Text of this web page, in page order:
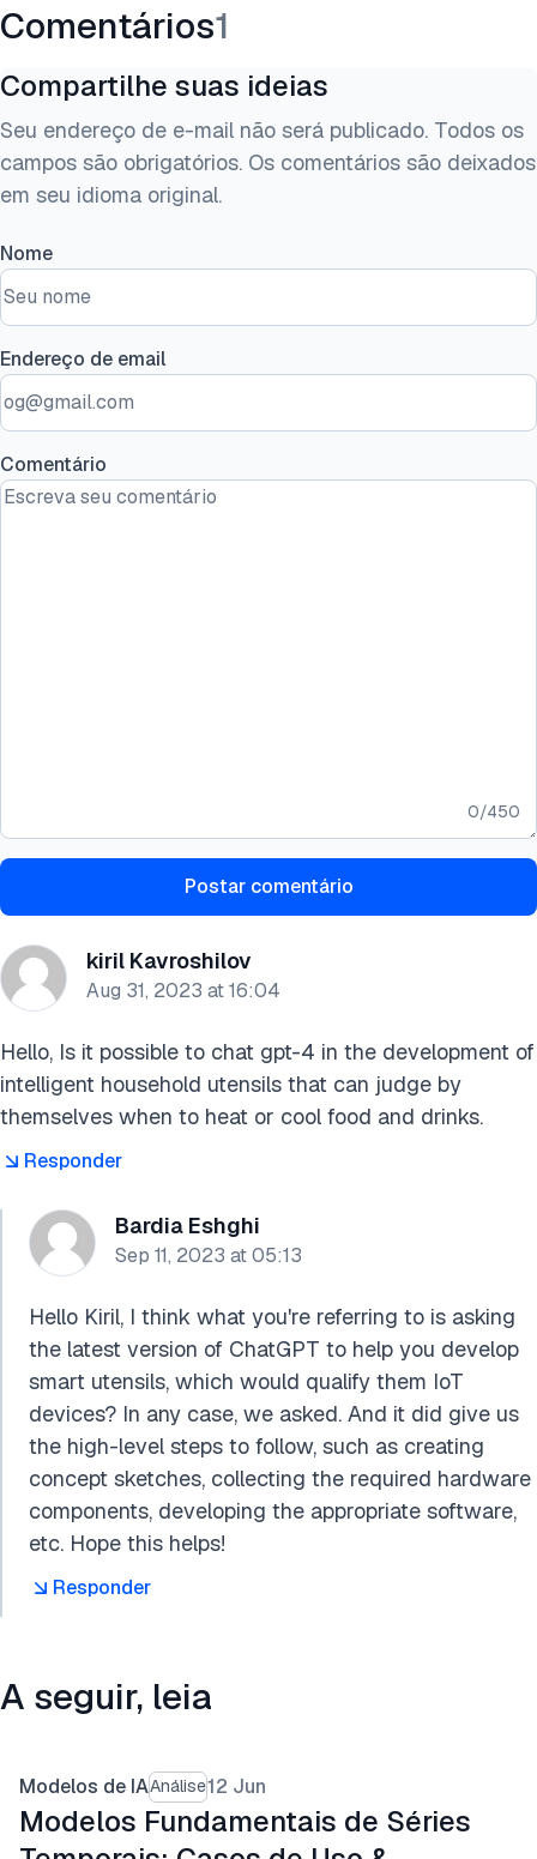
Comentários1
Compartilhe suas ideias
Seu endereço de e-mail não será publicado. Todos os
campos são obrigatórios. Os comentários são deixados
em seu idioma original.
Nome
Endereço de email
Comentário
0/450
Postar comentário
kiril Kavroshilov
Aug 31, 2023 at 16:04
Hello, Is it possible to chat gpt-4 in the development of
intelligent household utensils that can judge by
themselves when to heat or cool food and drinks.
Responder
Bardia Eshghi
Sep 11, 2023 at 05:13
Hello Kiril, I think what you're referring to is asking
the latest version of ChatGPT to help you develop
smart utensils, which would qualify them IoT
devices? In any case, we asked. And it did give us
the high-level steps to follow, such as creating
concept sketches, collecting the required hardware
components, developing the appropriate software,
etc. Hope this helps!
Responder
A seguir, leia
Modelos de IAAnálise12 Jun
Modelos Fundamentais de Séries